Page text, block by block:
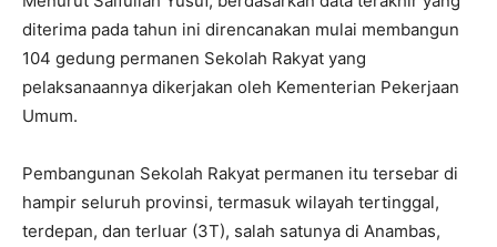
diterima pada tahun ini direncanakan mulai membangun
104 gedung permanen Sekolah Rakyat yang
pelaksanaannya dikerjakan oleh Kementerian Pekerjaan
Umum.
Pembangunan Sekolah Rakyat permanen itu tersebar di
hampir seluruh provinsi, termasuk wilayah tertinggal,
terdepan, dan terluar (3T), salah satunya di Anambas,